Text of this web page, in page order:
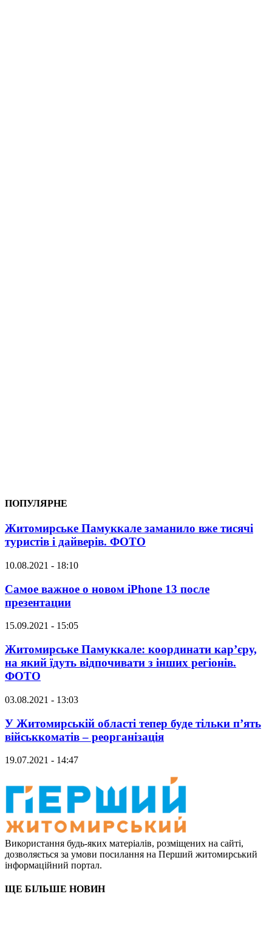
ПОПУЛЯРНЕ
Житомирське Памуккале заманило вже тисячі
туристів і дайверів. ФОТО
10.08.2021 - 18:10
Самое важное о новом iPhone 13 после
презентации
15.09.2021 - 15:05
Житомирське Памуккале: координати кар’єру,
на який їдуть відпочивати з інших регіонів.
ФОТО
03.08.2021 - 13:03
У Житомирській області тепер буде тільки п’ять
військкоматів – реорганізація
19.07.2021 - 14:47
Використання будь-яких матеріалів, розміщених на сайті,
дозволяється за умови посилання на Перший житомирський
інформаційний портал.
ЩЕ БІЛЬШЕ НОВИН